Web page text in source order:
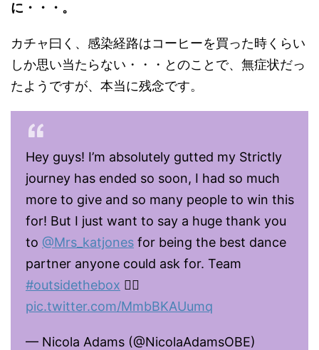
に・・・。
カチャ曰く、感染経路はコーヒーを買った時くらい
しか思い当たらない・・・とのことで、無症状だっ
たようですが、本当に残念です。
Hey guys! I’m absolutely gutted my Strictly
journey has ended so soon, I had so much
more to give and so many people to win this
for! But I just want to say a huge thank you
to @Mrs_katjones for being the best dance
partner anyone could ask for. Team
#outsidethebox 👯‍♀️
pic.twitter.com/MmbBKAUumq
— Nicola Adams (@NicolaAdamsOBE)